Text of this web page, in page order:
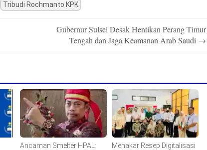
Tribudi Rochmanto KPK
Gubernur Sulsel Desak Hentikan Perang Timur
Tengah dan Jaga Keamanan Arab Saudi →
Ancaman Smelter HPAL:
Menakar Resep Digitalisasi